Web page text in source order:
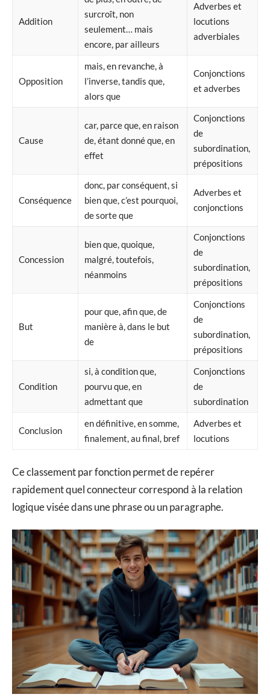
Addition
surcroît, non
seulement… mais
encore, par ailleurs
Adverbes et
locutions
adverbiales
Opposition
mais, en revanche, à
l’inverse, tandis que,
alors que
Conjonctions
et adverbes
Cause
car, parce que, en raison
de, étant donné que, en
effet
Conjonctions
de
subordination,
prépositions
Conséquence
donc, par conséquent, si
bien que, c’est pourquoi,
de sorte que
Adverbes et
conjonctions
Concession
bien que, quoique,
malgré, toutefois,
néanmoins
Conjonctions
de
subordination,
prépositions
But
pour que, afin que, de
manière à, dans le but
de
Conjonctions
de
subordination,
prépositions
Condition
si, à condition que,
pourvu que, en
admettant que
Conjonctions
de
subordination
Conclusion
en définitive, en somme,
finalement, au final, bref
Adverbes et
locutions
Ce classement par fonction permet de repérer
rapidement quel connecteur correspond à la relation
logique visée dans une phrase ou un paragraphe.